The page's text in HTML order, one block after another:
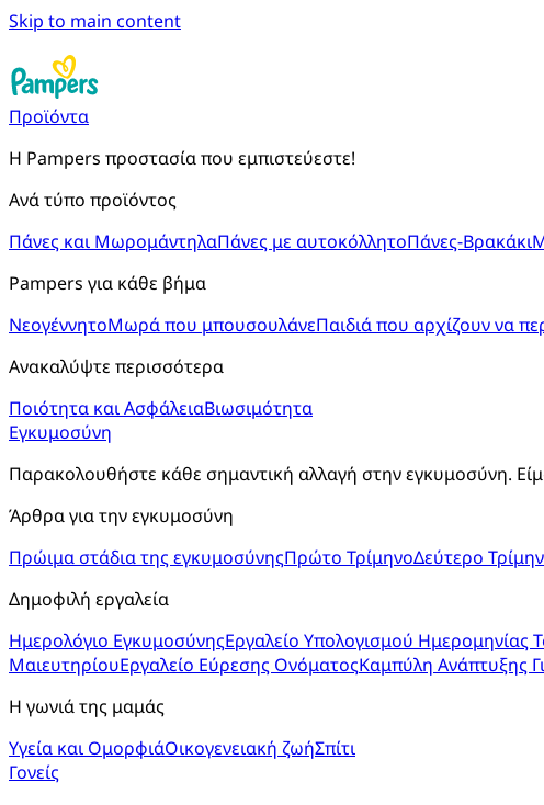
Skip to main content
Προϊόντα
Η Pampers προστασία που εμπιστεύεστε!
Ανά τύπο προϊόντος
Πάνες και ΜωρομάντηλαΠάνες με αυτοκόλλητοΠάνες-Βρακάκι
Pampers για κάθε βήμα
ΝεογέννητοΜωρά που μπουσουλάνεΠαιδιά που αρχίζουν να
Ανακαλύψτε περισσότερα
Ποιότητα και ΑσφάλειαΒιωσιμότητα
Εγκυμοσύνη
Παρακολουθήστε κάθε σημαντική αλλαγή στην εγκυμοσύνη.
Άρθρα για την εγκυμοσύνη
Πρώιμα στάδια της εγκυμοσύνηςΠρώτο ΤρίμηνοΔεύτερο
Δημοφιλή εργαλεία
Ημερολόγιο ΕγκυμοσύνηςΕργαλείο Υπολογισμού Ημερομηνίας
ΜαιευτηρίουΕργαλείο Εύρεσης ΟνόματοςΚαμπύλη Ανάπτυξης
Η γωνιά της μαμάς
Υγεία και ΟμορφιάΟικογενειακή ζωήΣπίτι
Γονείς